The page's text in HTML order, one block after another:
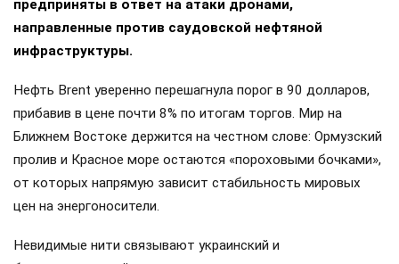
предприняты в ответ на атаки дронами,
направленные против саудовской нефтяной
инфраструктуры.
Нефть Brent уверенно перешагнула порог в 90 долларов,
прибавив в цене почти 8% по итогам торгов. Мир на
Ближнем Востоке держится на честном слове: Ормузский
пролив и Красное море остаются «пороховыми бочками»,
от которых напрямую зависит стабильность мировых
цен на энергоносители.
Невидимые нити связывают украинский и